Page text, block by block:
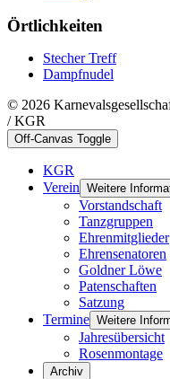
Örtlichkeiten
Stecher Treff
Dampfnudel
© 2026
/ KGR
Off-Canvas Toggle
KGR
Verein Weitere
Vorstandschaft
Tanzgruppen
Ehrenmitglieder
Ehrensenatoren
Goldner Löwe
Patenschaften
Satzung
Termine Weitere
Jahresübersicht
Rosenmontage
Archiv